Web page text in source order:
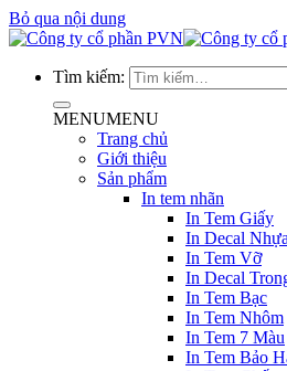
Bỏ qua nội dung
Tìm kiếm:
MENUMENU
Trang chủ
Giới thiệu
Sản phẩm
In tem nhãn
In Tem Giấy
In Decal Nhựa
In Tem Vỡ
In Decal
In Tem Bạc
In Tem Nhôm
In Tem 7 Màu
In Tem Bảo